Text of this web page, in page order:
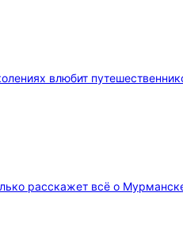
влюбит
расскажет всё о